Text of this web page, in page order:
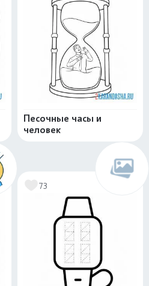
Песочные часы и
человек
73